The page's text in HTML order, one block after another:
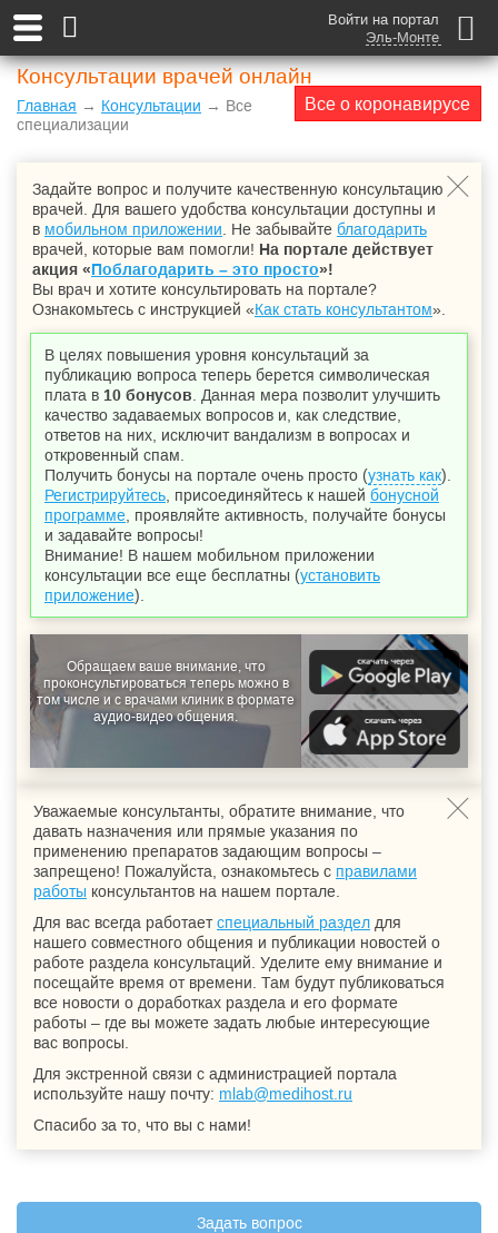
Войти на портал
Эль-Монте
Консультации врачей онлайн
Все о коронавирусе
Главная → Консультации → Все
специализации
Задайте вопрос и получите качественную консультацию
врачей. Для вашего удобства консультации доступны и
в мобильном приложении . Не забывайте благодарить
врачей, которые вам помогли! На портале действует
акция «Поблагодарить – это просто»!
Вы врач и хотите консультировать на портале?
Ознакомьтесь с инструкцией «Как стать консультантом».
В целях повышения уровня консультаций за
публикацию вопроса теперь берется символическая
плата в 10 бонусов . Данная мера позволит улучшить
качество задаваемых вопросов и, как следствие,
ответов на них, исключит вандализм в вопросах и
откровенный спам.
Получить бонусы на портале очень просто (узнать как).
Регистрируйтесь , присоединяйтесь к нашей бонусной
программе , проявляйте активность, получайте бонусы
и задавайте вопросы!
Внимание! В нашем мобильном приложении
консультации все еще бесплатны (установить
приложение).
Обращаем ваше внимание, что
проконсультироваться теперь можно в
том числе и с врачами клиник в формате
аудио-видео общения.
Уважаемые консультанты, обратите внимание, что
давать назначения или прямые указания по
применению препаратов задающим вопросы –
запрещено! Пожалуйста, ознакомьтесь с правилами
работы консультантов на нашем портале.
Для вас всегда работаетспециальный раздел для
нашего совместного общения и публикации новостей о
работе раздела консультаций. Уделите ему внимание и
посещайте время от времени. Там будут публиковаться
все новости о доработках раздела и его формате
работы – где вы можете задать любые интересующие
вас вопросы.
Для экстренной связи с администрацией портала
используйте нашу почту: mlab@medihost.ru
Спасибо за то, что вы с нами!
Задать вопрос